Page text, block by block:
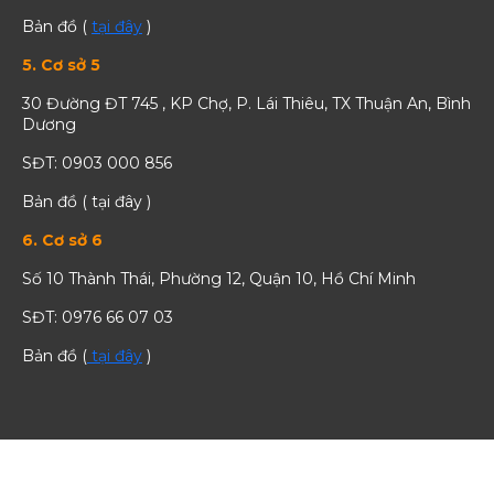
Bản đồ ( tại đây )
5. Cơ sở 5
30 Đường ĐT 745 , KP Chợ, P. Lái Thiêu, TX Thuận An, Bình
Dương
SĐT: 0903 000 856
Bản đồ ( tại đây )
6. Cơ sở 6
Số 10 Thành Thái, Phường 12, Quận 10, Hồ Chí Minh
SĐT: 0976 66 07 03
Bản đồ ( tại đây )